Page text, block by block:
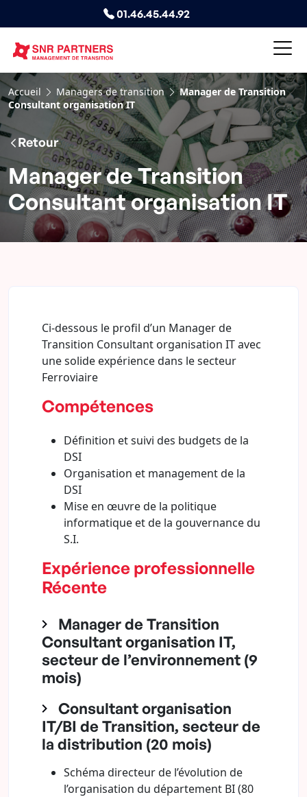
01.46.45.44.92
Accueil Managers de transition
Manager de Transition
Consultant organisation IT
Retour
Manager de Transition
Consultant organisation IT
Ci-dessous le profil d’un Manager de
Transition Consultant organisation IT avec
une solide expérience dans le secteur
Ferroviaire
Compétences
Définition et suivi des budgets de la
DSI
Organisation et management de la
DSI
Mise en œuvre de la politique
informatique et de la gouvernance du
S.I.
Expérience professionnelle
Récente
Manager de Transition
Consultant organisation IT,
secteur de l’environnement (9
mois)
Consultant organisation
IT/BI de Transition, secteur de
la distribution (20 mois)
Schéma directeur de l’évolution de
l’organisation du département BI (80